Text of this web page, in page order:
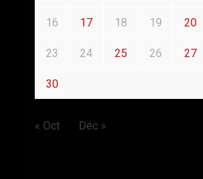
16 17 18 19 20
23 24 25 26 27
30
« Oct Déc »